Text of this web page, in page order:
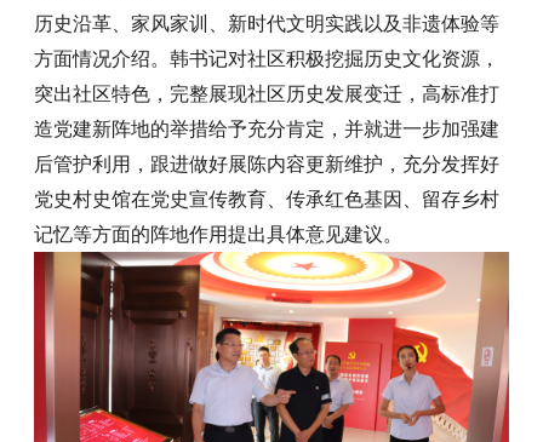
历史沿革、家风家训、新时代文明实践以及非遗体验等
方面情况介绍。韩书记对社区积极挖掘历史文化资源，
突出社区特色，完整展现社区历史发展变迁，高标准打
造党建新阵地的举措给予充分肯定，并就进一步加强建
后管护利用，跟进做好展陈内容更新维护，充分发挥好
党史村史馆在党史宣传教育、传承红色基因、留存乡村
记忆等方面的阵地作用提出具体意见建议。